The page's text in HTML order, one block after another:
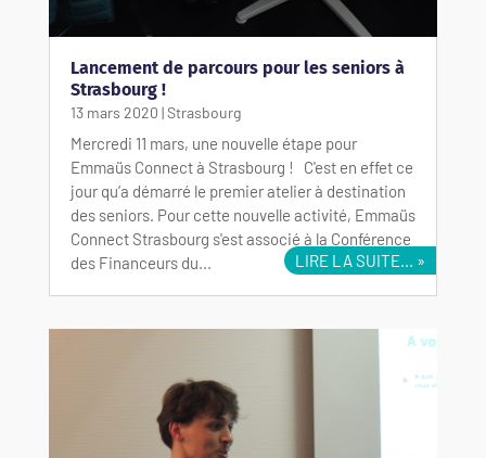
Lancement de parcours pour les seniors à
Strasbourg !
13 mars 2020 |Strasbourg
Mercredi 11 mars, une nouvelle étape pour
Emmaüs Connect à Strasbourg ! C'est en effet ce
jour qu’a démarré le premier atelier à destination
des seniors. Pour cette nouvelle activité, Emmaüs
Connect Strasbourg s'est associé à la Conférence
des Financeurs du...
LIRE LA SUITE...